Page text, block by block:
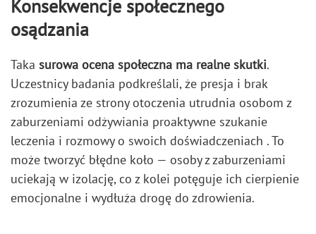
Konsekwencje społecznego
osądzania
Taka surowa ocena społeczna ma realne skutki.
Uczestnicy badania podkreślali, że presja i brak
zrozumienia ze strony otoczenia utrudnia osobom z
zaburzeniami odżywiania proaktywne szukanie
leczenia i rozmowy o swoich doświadczeniach . To
może tworzyć błędne koło — osoby z zaburzeniami
uciekają w izolację, co z kolei potęguje ich cierpienie
emocjonalne i wydłuża drogę do zdrowienia.